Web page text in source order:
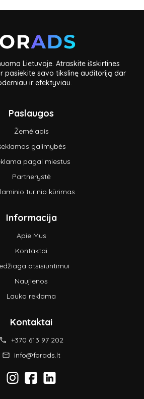
Lietuvoje. Atraskite išskirtines
pasiekite savo tikslinę auditoriją dar
ir efektyviau.
Paslaugos
Žemėlapis
galimybės
pagal miestus
Partnerystė
turinio kūrimas
Informacija
Apie Mus
Kontaktai
atsisiuntimui
Naujienos
Lauko reklama
Kontaktai
+370 613 97 202
info@forads.lt